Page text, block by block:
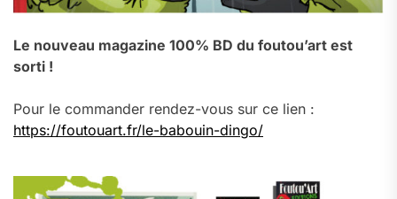
Le nouveau magazine 100% BD du foutou’art est
sorti !
Pour le commander rendez-vous sur ce lien :
https://foutouart.fr/le-babouin-dingo/